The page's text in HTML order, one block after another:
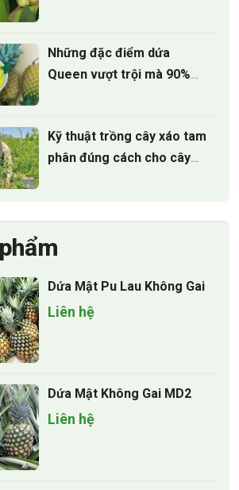
Những đặc điểm dứa
Queen vượt trội mà 90%
Kỹ thuật trồng cây xáo tam
phân đúng cách cho cây
Dứa Mật Pu Lau Không Gai
Liên hệ
Dứa Mật Không Gai MD2
Liên hệ